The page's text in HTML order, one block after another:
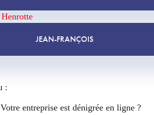
JEAN-FRANÇOIS
:
entreprise est dénigrée en ligne ?